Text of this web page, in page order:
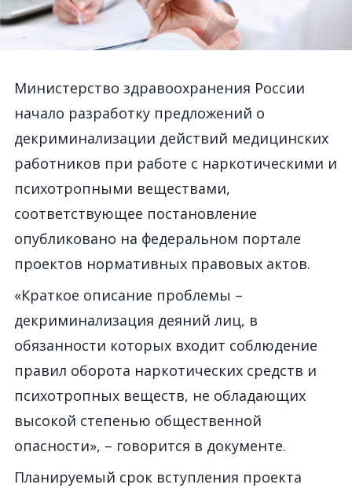
Министерство здравоохранения России
начало разработку предложений о
декриминализации действий медицинских
работников при работе с наркотическими и
психотропными веществами,
соответствующее постановление
опубликовано на федеральном портале
проектов нормативных правовых актов.
«Краткое описание проблемы –
декриминализация деяний лиц, в
обязанности которых входит соблюдение
правил оборота наркотических средств и
психотропных веществ, не обладающих
высокой степенью общественной
опасности», – говорится в документе.
Планируемый срок вступления проекта